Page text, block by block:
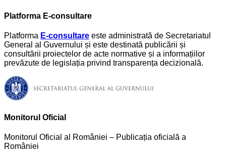
Platforma E-consultare
Platforma E-consultare este administrată de Secretariatul
General al Guvernului și este destinată publicării și
consultării proiectelor de acte normative și a informațiilor
prevăzute de legislația privind transparența decizională.
Monitorul Oficial
Monitorul Oficial al României – Publicația oficială a
României